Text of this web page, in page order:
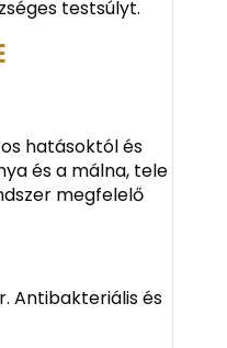
testsúlyt.
hatásoktól és
és a málna, tele
megfelelő
Antibakteriális és